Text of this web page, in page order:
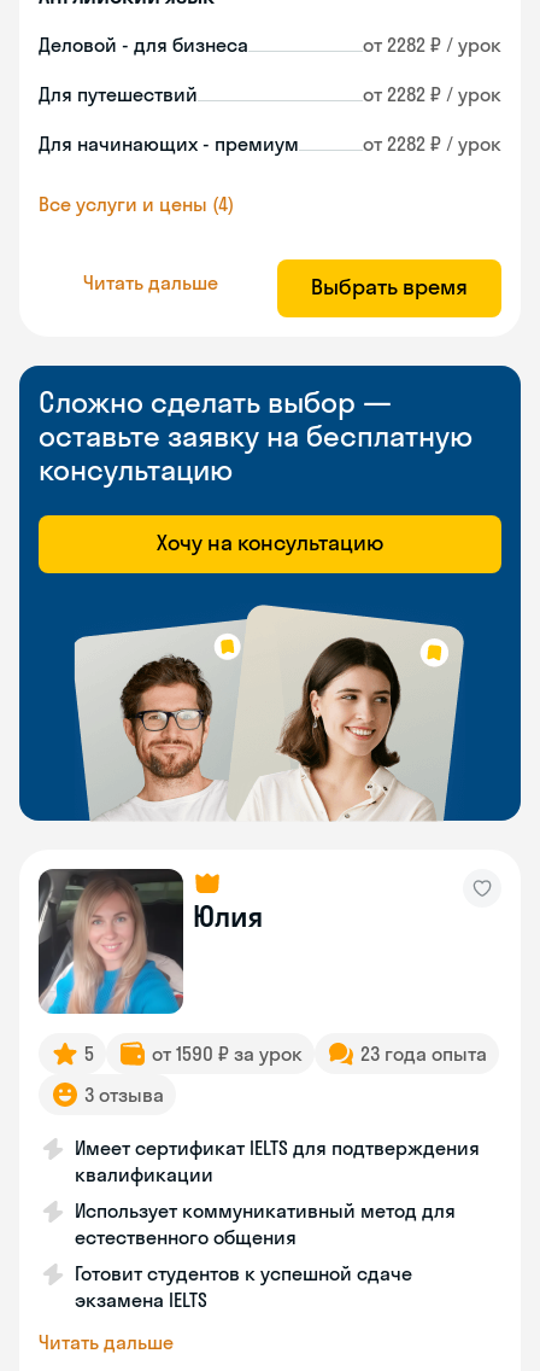
Деловой - для бизнеса от 2282 ₽ / урок
Для путешествий от 2282 ₽ / урок
Для начинающих - премиум от 2282 ₽ / урок
Все услуги и цены (4)
Читать дальше Выбрать время
Сложно сделать выбор —
оставьте заявку на бесплатную
консультацию
Хочу на консультацию
Юлия
5 от 1590 ₽ за урок
23 года опыта
3 отзыва
Имеет сертификат IELTS для подтверждения
квалификации
Использует коммуникативный метод для
естественного общения
Готовит студентов к успешной сдаче
экзамена IELTS
Читать дальше